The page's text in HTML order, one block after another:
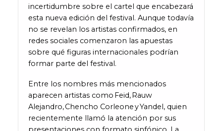
incertidumbre sobre el cartel que encabezará
esta nueva edición del festival. Aunque todavía
no se revelan los artistas confirmados, en
redes sociales comenzaron las apuestas
sobre qué figuras internacionales podrían
formar parte del festival.
Entre los nombres más mencionados
aparecen artistas como Feid, Rauw
Alejandro, Chencho Corleone y Yandel, quien
recientemente llamó la atención por sus